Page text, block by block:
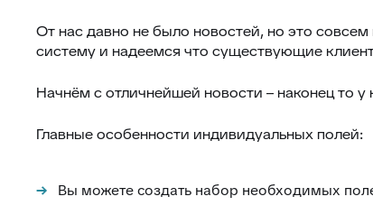
От нас давно не было новостей, но это
систему и надеемся что существующие
Начнём с отличнейшей новости – наконец то
Главные особенности индивидуальных полей:
Вы можете создать набор необходимых